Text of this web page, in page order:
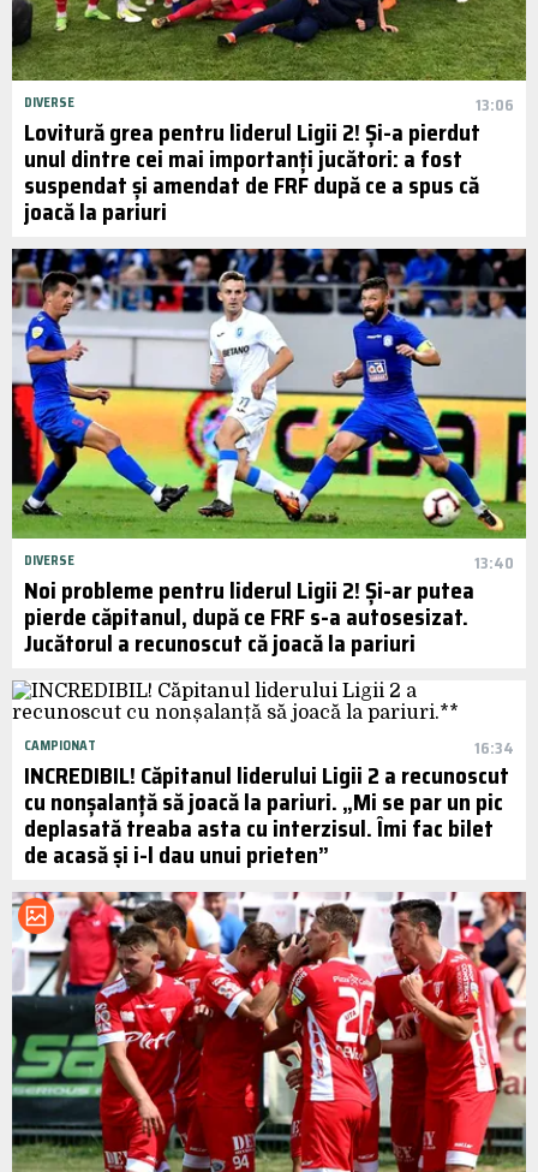
DIVERSE 13:06
Lovitură grea pentru liderul Ligii 2! Și-a pierdut
unul dintre cei mai importanți jucători: a fost
suspendat și amendat de FRF după ce a spus că
joacă la pariuri
DIVERSE 13:40
Noi probleme pentru liderul Ligii 2! Și-ar putea
pierde căpitanul, după ce FRF s-a autosesizat.
Jucătorul a recunoscut că joacă la pariuri
CAMPIONAT 16:34
INCREDIBIL! Căpitanul liderului Ligii 2 a recunoscut
cu nonșalanță să joacă la pariuri. „Mi se par un pic
deplasată treaba asta cu interzisul. Îmi fac bilet
de acasă și i-l dau unui prieten”